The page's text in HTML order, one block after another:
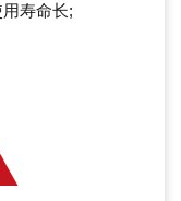
寿命长;